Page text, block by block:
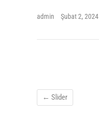
admin Şubat 2, 2024
← Slider